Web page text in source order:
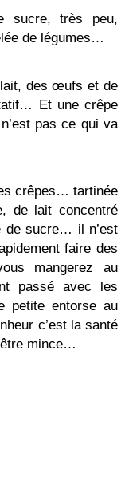
sucre, très peu,
de légumes…
lait, des œufs et de
Et une crêpe
pas ce qui va
crêpes… tartinée
de lait concentré
de sucre… il n’est
faire des
mangerez au
passé avec les
entorse au
c’est la santé
mince…